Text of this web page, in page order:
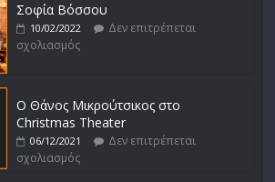
Σοφία Βόσσου
10/02/2022
Δεν επιτρέπεται
σχολιασμός
Ο Θάνος Μικρούτσικος στο
Christmas Theater
06/12/2021
Δεν επιτρέπεται
σχολιασμός